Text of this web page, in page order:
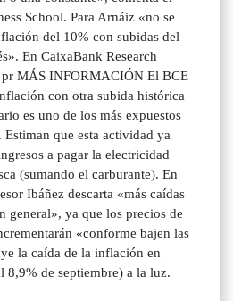
School. Para Arnáiz «no se
del 10% con subidas del
En CaixaBank Research
pr MÁS INFORMACIÓN El BCE
con otra subida histórica
es uno de los más expuestos
Estiman que esta actividad ya
a pagar la electricidad
(sumando el carburante). En
Ibáñez descarta «más caídas
general», ya que los precios de
«conforme bajen las
la caída de la inflación en
8,9% de septiembre) a la luz.